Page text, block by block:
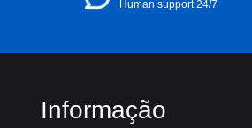
Human support 24/7
Informação